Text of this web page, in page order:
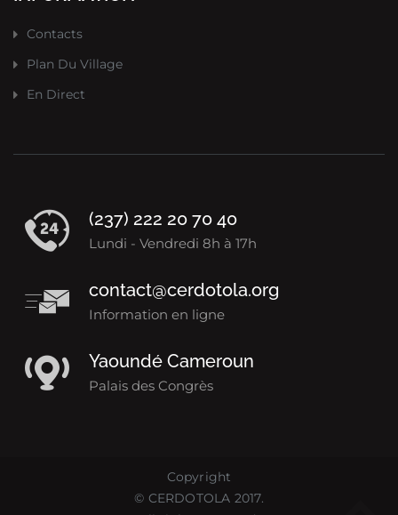
Contacts
Plan Du Village
En Direct
(237) 222 20 70 40
Lundi - Vendredi 8h à 17h
contact@cerdotola.org
Information en ligne
Yaoundé Cameroun
Palais des Congrès
Copyright
© CERDOTOLA 2017.